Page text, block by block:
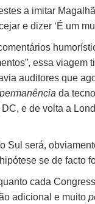
a imitar
e dizer ‘É um
essa viagem
auditores que
permanência da
e de volta a
Sul será,
se de facto
cada
adicional e muito